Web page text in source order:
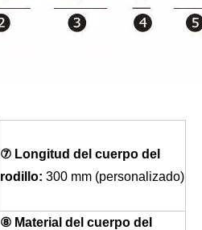
⑦ Longitud del cuerpo del
rodillo: 300 mm (personalizado)
⑧ Material del cuerpo del